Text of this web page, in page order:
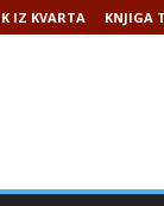
IZ KVARTA KNJIGA